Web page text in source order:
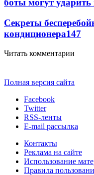
боты могут
Секреты
кондиционера147
Читать комментарии
Полная версия сайта
Facebook
Twitter
RSS-ленты
E-mail рассылка
Контакты
Реклама на сайте
Использование
Правила